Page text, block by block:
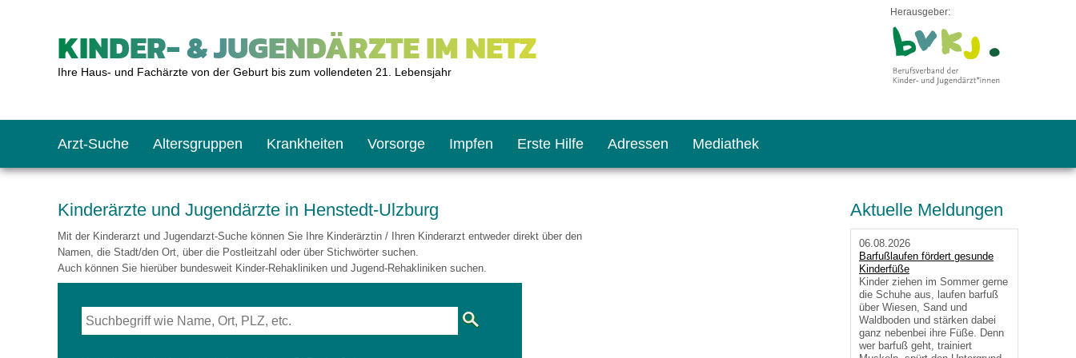
KINDER- & JUGENDÄRZTE IM NETZ
Ihre Haus- und Fachärzte von der Geburt bis zum vollendeten 21. Lebensjahr
Herausgeber:
Arzt-Suche Altersgruppen
Kleinkinder
Krankheiten Vorsorge
Kleinkind: U7 bis U9
Impfen
Impfen: Wann und wie oft?
Erste Hilfe
Giftnotruf
Adressen
Sozialpädiatrie
Mediathek
Körpergrößen-Rechner
Kinderärzte und Jugendärzte in Henstedt-Ulzburg
Mit der Kinderarzt und Jugendarzt-Suche können Sie Ihre Kinderärztin / Ihren Kinderarzt entweder direkt über den
Namen, die Stadt/den Ort, über die Postleitzahl oder über Stichwörter suchen.
Auch können Sie hierüber bundesweit Kinder-Rehakliniken und Jugend-Rehakliniken suchen.
Aktuelle Meldungen
06.08.2026
Barfußlaufen fördert gesunde
Kinderfüße
Kinder ziehen im Sommer gerne
die Schuhe aus, laufen barfuß
über Wiesen, Sand und
Waldboden und stärken dabei
ganz nebenbei ihre Füße. Denn
wer barfuß geht, trainiert